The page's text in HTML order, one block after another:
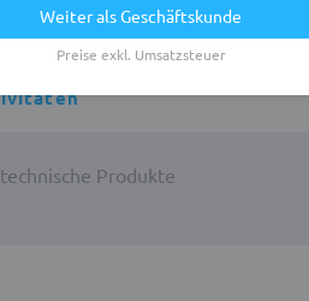
Produkte
Weiter als Geschäftskunde
Preise exkl. Umsatzsteuer